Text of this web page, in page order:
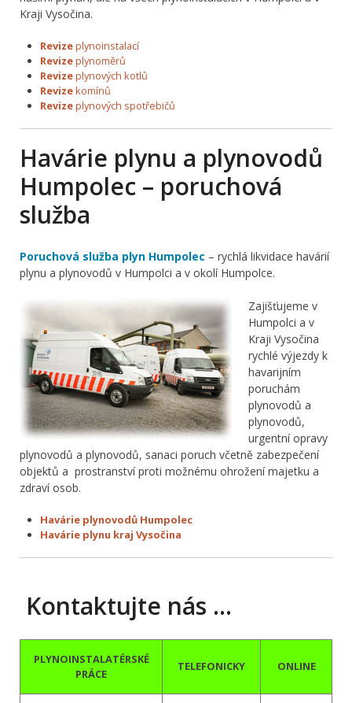
Kraji Vysočina.
Revizeplynoinstalací
Revizeplynoměrů
Revizeplynových kotlů
Revizekomínů
Revizeplynových spotřebičů
Havárie plynu a plynovodů
Humpolec – poruchová
služba
Poruchová služba plyn Humpolec – rychlá likvidace havárií
plynu a plynovodů v Humpolci a v okolí Humpolce.
Zajišťujeme v
Humpolci a v
Kraji Vysočina
rychlé výjezdy k
havarijním
poruchám
plynovodů a
plynovodů,
urgentní opravy
plynovodů a plynovodů, sanaci poruch včetně zabezpečení
objektů a prostranství proti možnému ohrožení majetku a
zdraví osob.
Havárie plynovodů Humpolec
Havárie plynu kraj Vysočina
Kontaktujte nás …
PLYNOINSTALATÉRSKÉ
PRÁCE
TELEFONICKY ONLINE